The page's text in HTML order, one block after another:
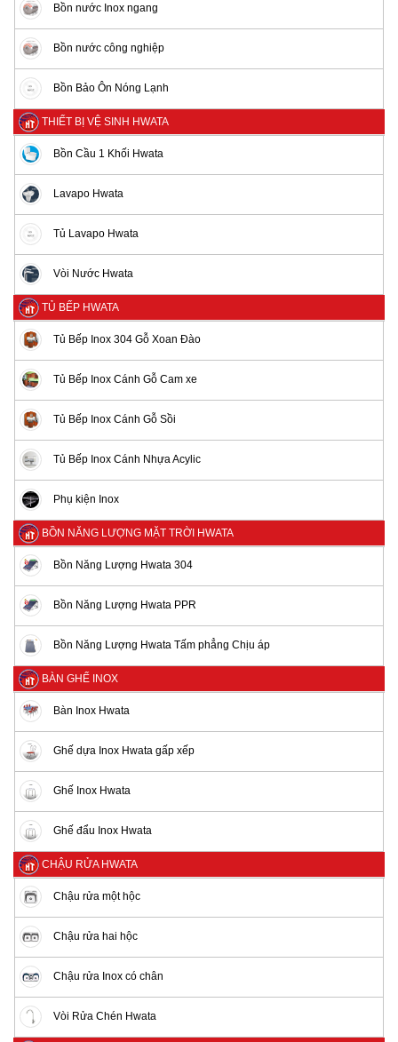
Bồn nước Inox ngang
Bồn nước công nghiệp
Bồn Bảo Ôn Nóng Lạnh
THIẾT BỊ VỆ SINH HWATA
Bồn Cầu 1 Khối Hwata
Lavapo Hwata
Tủ Lavapo Hwata
Vòi Nước Hwata
TỦ BẾP HWATA
Tủ Bếp Inox 304 Gỗ Xoan Đào
Tủ Bếp Inox Cánh Gỗ Cam xe
Tủ Bếp Inox Cánh Gỗ Sồi
Tủ Bếp Inox Cánh Nhựa Acylic
Phụ kiện Inox
BỒN NĂNG LƯỢNG MẶT TRỜI HWATA
Bồn Năng Lượng Hwata 304
Bồn Năng Lượng Hwata PPR
Bồn Năng Lượng Hwata Tấm phẳng Chịu áp
BÀN GHẾ INOX
Bàn Inox Hwata
Ghế dựa Inox Hwata gấp xếp
Ghế Inox Hwata
Ghế đẩu Inox Hwata
CHẬU RỬA HWATA
Chậu rửa một hộc
Chậu rửa hai hộc
Chậu rửa Inox có chân
Vòi Rửa Chén Hwata